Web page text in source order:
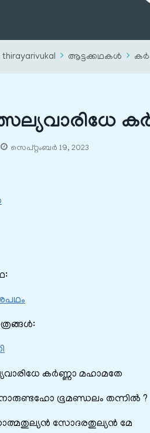
thirayarivukal ആട്ടക്കഥകൾ
സെപ്റ്റംബർ 19, 2023
കര്‍ണ്ണാ മഹാമതേ
ഭൂമണ്ഡലം തന്നില്‍ ?
സോദരതുല്യന്‍ മേ